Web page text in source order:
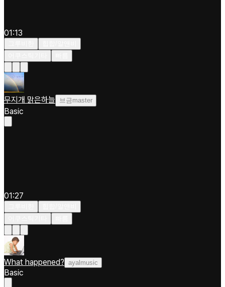
01:13
무지개 맑은하늘 브금master
Basic
01:27
What happened? ayalmusic
Basic